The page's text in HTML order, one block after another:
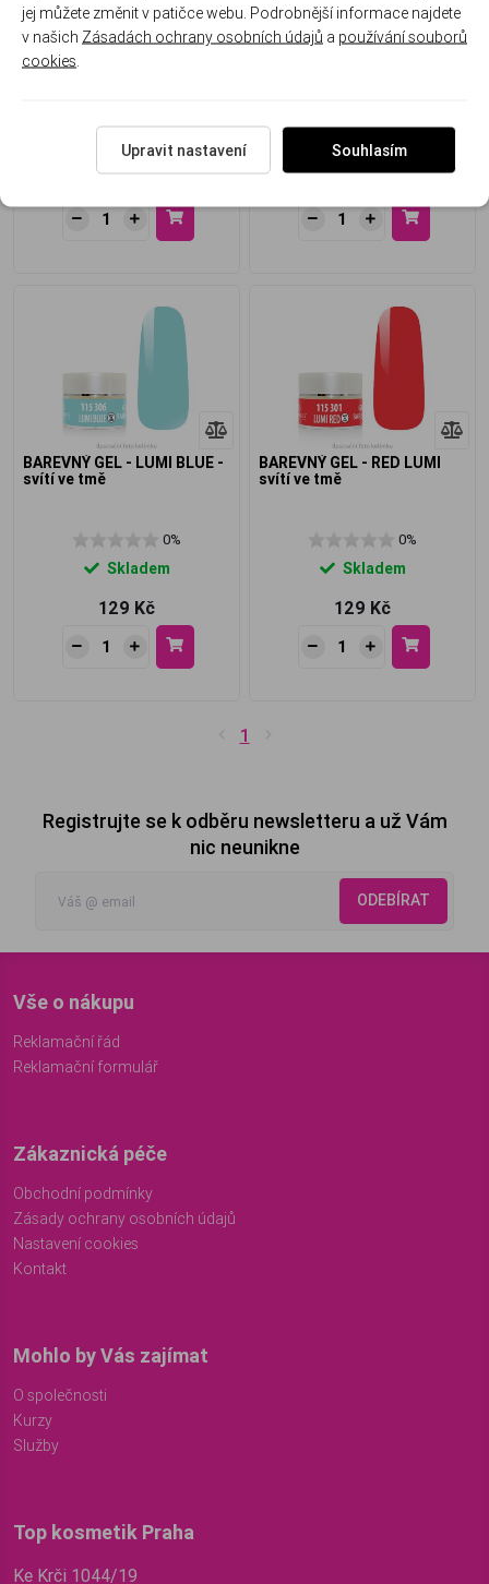
BAREVNÝ GEL - LUMI
ORANGE neon - svítí ve tmě
Skladem
129 Kč
BAREVNÝ GEL - LUMI GREEN
neon - svítí ve tmě
Skladem
129 Kč
BAREVNÝ GEL - LUMI BLUE -
svítí ve tmě
0%
Skladem
129 Kč
BAREVNÝ GEL - RED LUMI
svítí ve tmě
0%
Skladem
129 Kč
1
Registrujte se k odběru newsletteru a už Vám
nic neunikne
ODEBÍRAT
Vše o nákupu
Reklamační řád
Reklamační formulář
Zákaznická péče
Obchodní podmínky
Zásady ochrany osobních údajů
Nastavení cookies
Kontakt
Mohlo by Vás zajímat
O společnosti
Kurzy
Služby
Top kosmetik Praha
Ke Krči 1044/19
jej můžete změnit v patičce webu. Podrobnější informace najdete
v našich Zásadách ochrany osobních údajů a používání souborů
cookies
Upravit nastavení Souhlasím